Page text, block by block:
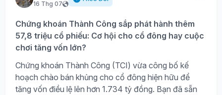
16 Thg 07
Chứng khoán Thành Công sắp phát hành thêm
57,8 triệu cổ phiếu: Cơ hội cho cổ đông hay cuộc
chơi tăng vốn lớn?
Chứng khoán Thành Công (TCI) vừa công bố kế
hoạch chào bán khủng cho cổ đông hiện hữu để
tăng vốn điều lệ lên hơn 1.734 tỷ đồng. Bạn đã sẵn